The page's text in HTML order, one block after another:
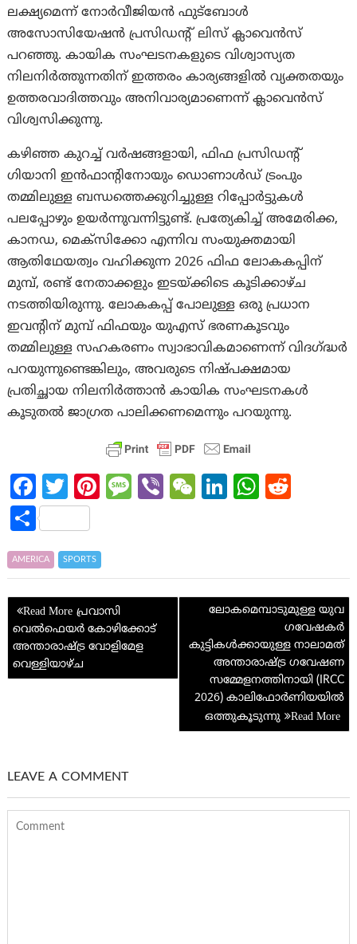
ലക്ഷ്യമെന്ന് നോർവീജിയൻ ഫുട്ബോൾ
അസോസിയേഷൻ പ്രസിഡന്റ് ലിസ് ക്ലാവെൻസ്
പറഞ്ഞു. കായിക സംഘടനകളുടെ വിശ്വാസ്യത
നിലനിർത്തുന്നതിന് ഇത്തരം കാര്യങ്ങളിൽ വ്യക്തതയും
ഉത്തരവാദിത്തവും അനിവാര്യമാണെന്ന് ക്ലാവെൻസ്
വിശ്വസിക്കുന്നു.
കഴിഞ്ഞ കുറച്ച് വർഷങ്ങളായി, ഫിഫ പ്രസിഡന്റ്
ഗിയാനി ഇൻഫാന്റിനോയും ഡൊണാൾഡ് ട്രംപും
തമ്മിലുള്ള ബന്ധത്തെക്കുറിച്ചുള്ള റിപ്പോർട്ടുകൾ
പലപ്പോഴും ഉയർന്നുവന്നിട്ടുണ്ട്. പ്രത്യേകിച്ച് അമേരിക്ക,
കാനഡ, മെക്സിക്കോ എന്നിവ സംയുക്തമായി
ആതിഥേയത്വം വഹിക്കുന്ന 2026 ഫിഫ ലോകകപ്പിന്
മുമ്പ്, രണ്ട് നേതാക്കളും ഇടയ്ക്കിടെ കൂടിക്കാഴ്ച
നടത്തിയിരുന്നു. ലോകകപ്പ് പോലുള്ള ഒരു പ്രധാന
ഇവന്റിന് മുമ്പ് ഫിഫയും യുഎസ് ഭരണകൂടവും
തമ്മിലുള്ള സഹകരണം സ്വാഭാവികമാണെന്ന് വിദഗ്ദ്ധർ
പറയുന്നുണ്ടെങ്കിലും, അവരുടെ നിഷ്പക്ഷമായ
പ്രതിച്ഛായ നിലനിർത്താൻ കായിക സംഘടനകൾ
കൂടുതൽ ജാഗ്രത പാലിക്കണമെന്നും പറയുന്നു.
Fa
ce
b
o
o
k
T
w
itt
er
Pi
es
t
M
e
Vi W
at
Li
n
W
A
p
p
t
S
h
ar
e
AMERICA SPORTS
Post
navigation
പ്രവാസി
വെൽഫെയർ കോഴിക്കോട്
അന്താരാഷ്ട്ര വോളിമേള
വെള്ളിയാഴ്ച
ലോകമെമ്പാടുമുള്ള യുവ
ഗവേഷകർ
കുട്ടികൾക്കായുള്ള നാലാമത്
അന്താരാഷ്ട്ര ഗവേഷണ
സമ്മേളനത്തിനായി (IRCC
2026) കാലിഫോർണിയയിൽ
ഒത്തുകൂടുന്നു
LEAVE A COMMENT